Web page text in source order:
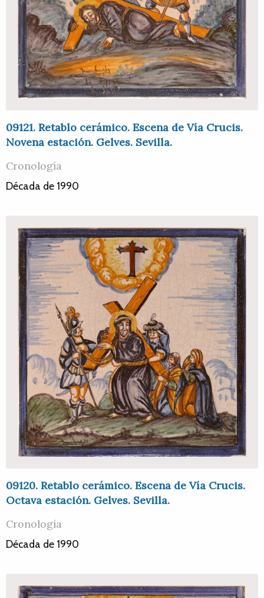
09121. Retablo cerámico. Escena de Vía Crucis.
Novena estación. Gelves. Sevilla.
Cronología
Década de 1990
09120. Retablo cerámico. Escena de Vía Crucis.
Octava estación. Gelves. Sevilla.
Cronología
Década de 1990